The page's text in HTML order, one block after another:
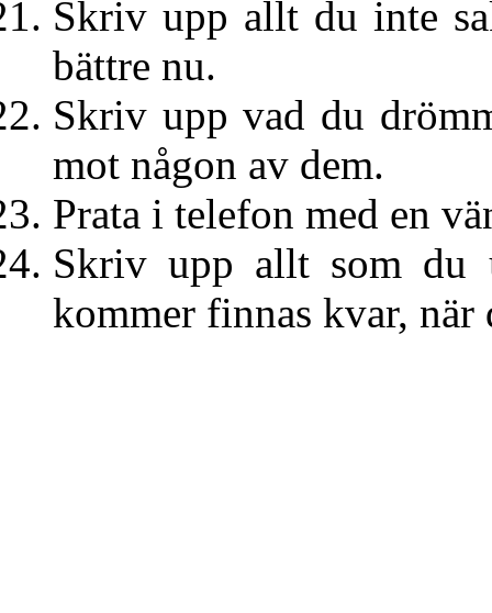
Skriv upp allt du inte
bättre nu.
Skriv upp vad du
mot någon av dem.
Prata i telefon med en
Skriv upp allt som du
kommer finnas kvar,